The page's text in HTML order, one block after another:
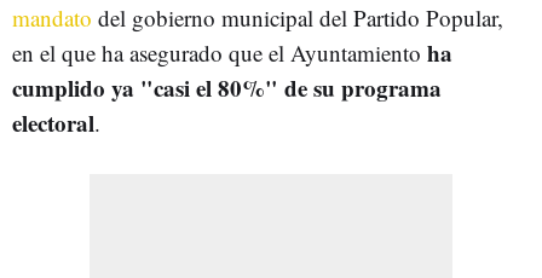
mandato del gobierno municipal del Partido Popular,
en el que ha asegurado que el Ayuntamiento ha
cumplido ya "casi el 80%" de su programa
electoral.